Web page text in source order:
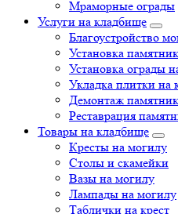
Мраморные ограды
Услуги на кладбище
Благоустройство
Установка
Установка ограды
Укладка плитки на
Демонтаж
Реставрация
Товары на кладбище
Кресты на могилу
Столы и скамейки
Вазы на могилу
Лампады на могилу
Таблички на крест